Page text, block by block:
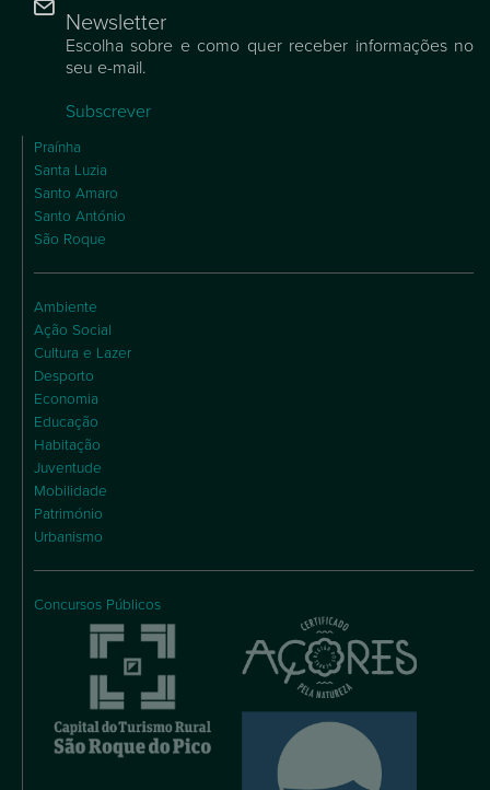
Newsletter
Escolha sobre e como quer receber informações no
seu e-mail.
Subscrever
Praínha
Santa Luzia
Santo Amaro
Santo António
São Roque
Ambiente
Ação Social
Cultura e Lazer
Desporto
Economia
Educação
Habitação
Juventude
Mobilidade
Património
Urbanismo
Concursos Públicos